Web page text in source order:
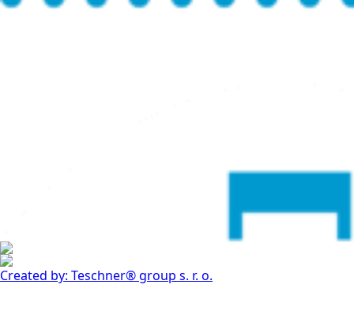
Created by: Teschner® group s. r. o.